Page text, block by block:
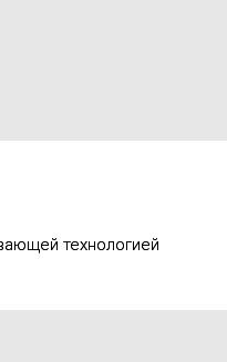
технологией